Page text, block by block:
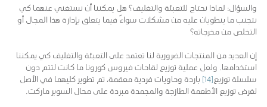
والسؤال: لماذا نحتاج للتعبئة والتغليف؟ هل يمكننا أن نستغني عنهما كي
نتجنب ما ينطويان عليه من مشكلات سواءً فيما يتعلق بإدارة هذا المجال أو
التخلص من مخرجاته؟
إن العديد من المنتجات الضرورية لنا تعتمد على التعبئة والتغليف كي يمكننا
استخدامها. ولعل عملية توزيع لقاحات فيروس كورونا ما كانت لتتم دون
سلسلة توزيع[14]
باردة وحاويات فردية معقمة، تم تطوير كليهما في الأصل
لغرض توزيع الأطعمة الطازجة والمجمدة مبردة على محال السوبر ماركت.